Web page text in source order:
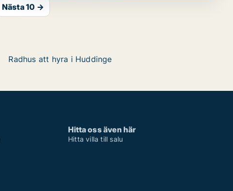
Nästa 10 →
Radhus att hyra i Huddinge
Hitta oss även här
Hitta villa till salu